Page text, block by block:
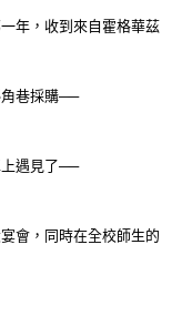
年，收到來自霍格華茲
角巷採購──
上遇見了──
會，同時在全校師生的